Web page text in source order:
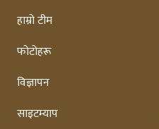
हाम्रो टीम
फोटोहरू
विज्ञापन
साइटम्याप